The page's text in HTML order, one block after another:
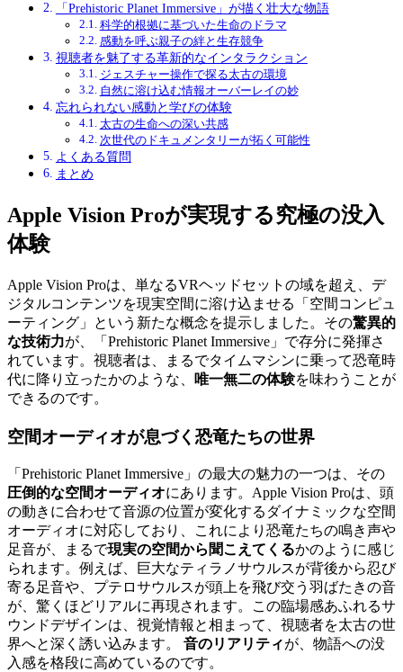
「Prehistoric Planet Immersive」が描く壮大な物語
科学的根拠に基づいた生命のドラマ
感動を呼ぶ親子の絆と生存競争
視聴者を魅了する革新的なインタラクション
ジェスチャー操作で探る太古の環境
自然に溶け込む情報オーバーレイの妙
忘れられない感動と学びの体験
太古の生命への深い共感
次世代のドキュメンタリーが拓く可能性
よくある質問
まとめ
Apple Vision Proが実現する究極の没入
体験
Apple Vision Proは、単なるVRヘッドセットの域を超え、デ
ジタルコンテンツを現実空間に溶け込ませる「空間コンピュ
ーティング」という新たな概念を提示しました。その驚異的
な技術力が、「Prehistoric Planet Immersive」で存分に発揮さ
れています。視聴者は、まるでタイムマシンに乗って恐竜時
代に降り立ったかのような、
唯一無二の体験を味わうことが
できるのです。
空間オーディオが息づく恐竜たちの世界
「Prehistoric Planet Immersive」の最大の魅力の一つは、その
圧倒的な空間オーディオにあります。Apple Vision Proは、頭
の動きに合わせて音源の位置が変化するダイナミックな空間
オーディオに対応しており、これにより恐竜たちの鳴き声や
足音が、まるで現実の空間から聞こえてくるかのように感じ
られます。例えば、巨大なティラノサウルスが背後から忍び
寄る足音や、プテロサウルスが頭上を飛び交う羽ばたきの音
が、驚くほどリアルに再現されます。この臨場感あふれるサ
ウンドデザインは、視覚情報と相まって、視聴者を太古の世
界へと深く誘い込みます。 音のリアリティが、物語への没
入感を格段に高めているのです。